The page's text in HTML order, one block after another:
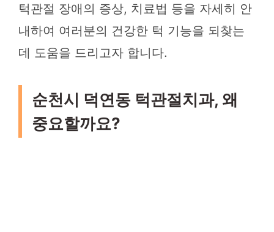
턱관절 장애의 증상, 치료법 등을 자세히 안
내하여 여러분의 건강한 턱 기능을 되찾는
데 도움을 드리고자 합니다.
순천시 덕연동 턱관절치과, 왜
중요할까요?